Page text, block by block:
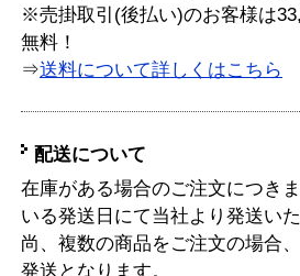
※売掛取引(後払い)のお客様は
無料！
⇒送料について詳しくはこちら
配送について
在庫がある場合のご注文につき
いる発送日にて当社より発送い
尚、複数の商品をご注文の場合
発送となります。